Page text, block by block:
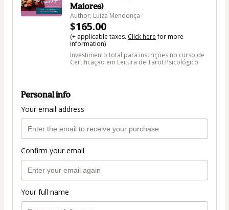
Maiores)
Author: Luiza Mendonça
$165.00
(+ applicable taxes. Click herefor more
information)
Investimento total para inscrições no curso de
Certificação em Leitura de Tarot Psicológico
Personal info
Your email address
Confirm your email
Your full name